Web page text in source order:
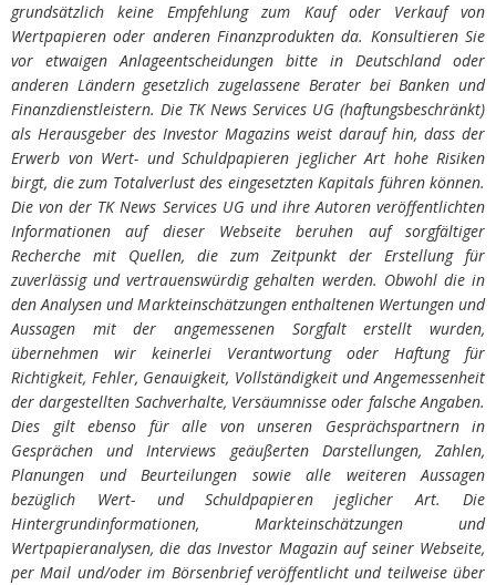
grundsätzlich keine Empfehlung zum Kauf oder Verkauf von
Wertpapieren oder anderen Finanzprodukten da. Konsultieren Sie
vor etwaigen Anlageentscheidungen bitte in Deutschland oder
anderen Ländern gesetzlich zugelassene Berater bei Banken und
Finanzdienstleistern. Die TK News Services UG (haftungsbeschränkt)
als Herausgeber des Investor Magazins weist darauf hin, dass der
Erwerb von Wert- und Schuldpapieren jeglicher Art hohe Risiken
birgt, die zum Totalverlust des eingesetzten Kapitals führen können.
Die von der TK News Services UG und ihre Autoren veröffentlichten
Informationen auf dieser Webseite beruhen auf sorgfältiger
Recherche mit Quellen, die zum Zeitpunkt der Erstellung für
zuverlässig und vertrauenswürdig gehalten werden. Obwohl die in
den Analysen und Markteinschätzungen enthaltenen Wertungen und
Aussagen mit der angemessenen Sorgfalt erstellt wurden,
übernehmen wir keinerlei Verantwortung oder Haftung für
Richtigkeit, Fehler, Genauigkeit, Vollständigkeit und Angemessenheit
der dargestellten Sachverhalte, Versäumnisse oder falsche Angaben.
Dies gilt ebenso für alle von unseren Gesprächspartnern in
Gesprächen und Interviews geäußerten Darstellungen, Zahlen,
Planungen und Beurteilungen sowie alle weiteren Aussagen
bezüglich Wert- und Schuldpapieren jeglicher Art. Die
Hintergrundinformationen, Markteinschätzungen und
Wertpapieranalysen, die das Investor Magazin auf seiner Webseite,
per Mail und/oder im Börsenbrief veröffentlicht und teilweise über